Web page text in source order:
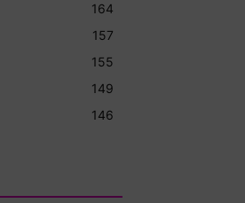
164
157
155
149
146